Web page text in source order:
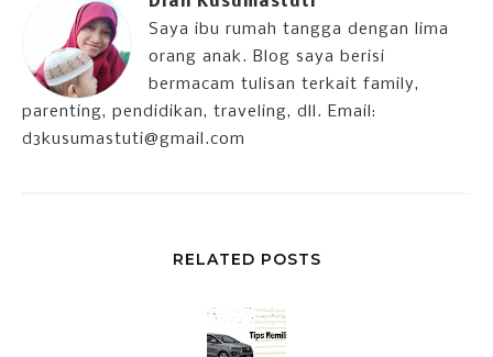
Saya ibu rumah tangga dengan lima
orang anak. Blog saya berisi
bermacam tulisan terkait family,
parenting, pendidikan, traveling, dll. Email:
d3kusumastuti@gmail.com
RELATED POSTS